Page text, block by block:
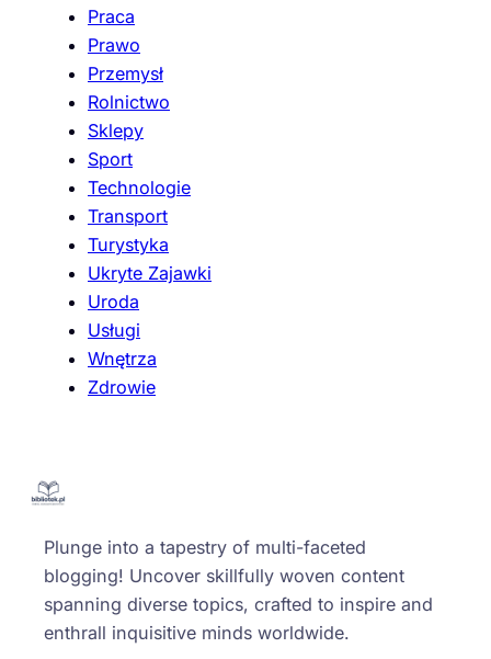
Praca
Prawo
Przemysł
Rolnictwo
Sklepy
Sport
Technologie
Transport
Turystyka
Ukryte Zajawki
Uroda
Usługi
Wnętrza
Zdrowie
Plunge into a tapestry of multi-faceted
blogging! Uncover skillfully woven content
spanning diverse topics, crafted to inspire and
enthrall inquisitive minds worldwide.